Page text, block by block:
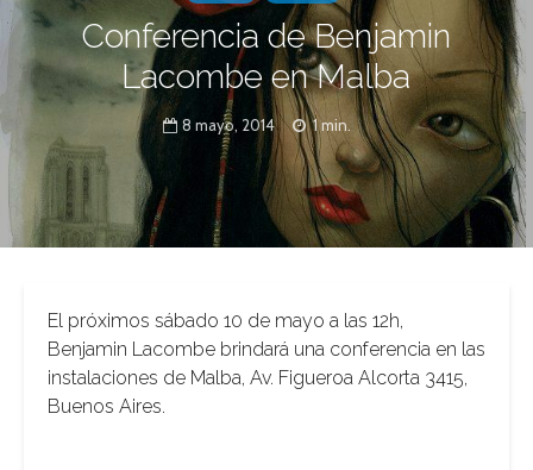
Conferencia de Benjamin
Lacombe en Malba
8 mayo, 2014 1 min.
El próximos sábado 10 de mayo a las 12h,
Benjamin Lacombe brindará una conferencia en las
instalaciones de Malba, Av. Figueroa Alcorta 3415,
Buenos Aires.